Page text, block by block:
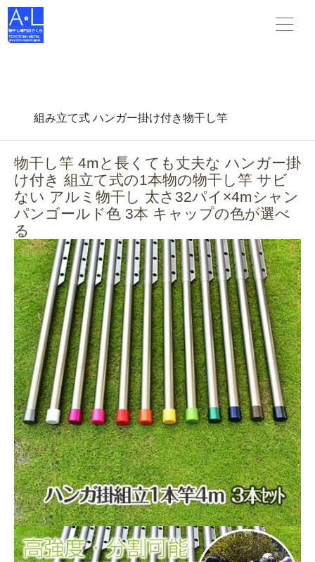
物干し竿 物干し台 布団干し がすべて揃う 物干し専門店さくら
。スタンダードな物干し・布団干しからデザインされた物干
し-- 創業45年の老舗物干しメーカーです。
組み立て式 ハンガー掛け付き物干し竿
物干し竿 4mと長くても丈夫な ハンガー掛
け付き 組立て式の1本物の物干し竿 サビ
ない アルミ物干し 太さ32パイ×4mシャン
パンゴールド色 3本 キャップの色が選べ
る